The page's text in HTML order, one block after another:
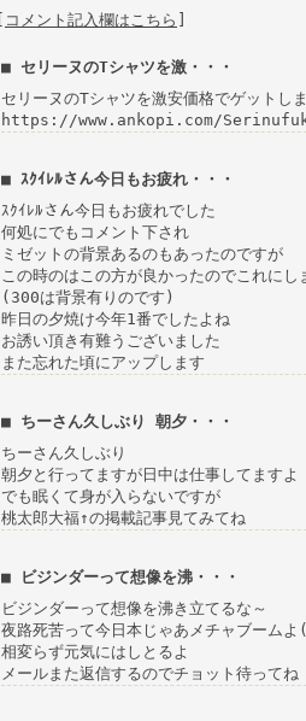
コメント記入欄はこちら
■ セリーヌのTシャツを激・・・
セリーヌのTシャツを激安価格でゲットし
https://www.ankopi.com/
■ ｽｸｲﾚﾙさん今日もお疲れ・・・
ｽｸｲﾚﾙさん今日もお疲れでした
何処にでもコメント下され
ミゼットの背景あるのもあったのですが
この時のはこの方が良かったのでこれにし
(300は背景有りのです)
昨日の夕焼け今年1番でしたよね
お誘い頂き有難うございました
また忘れた頃にアップします
■ ちーさん久しぶり 朝夕・・・
ちーさん久しぶり
朝夕と行ってますが日中は仕事してますよ
でも眠くて身が入らないですが
桃太郎大福↑の掲載記事見てみてね
■ ビジンダーって想像を沸・・・
ビジンダーって想像を沸き立てるな～
夜路死苦って今日本じゃあメチャブーム
相変らず元気にはしとるよ
メールまた返信するのでチョット待ってね